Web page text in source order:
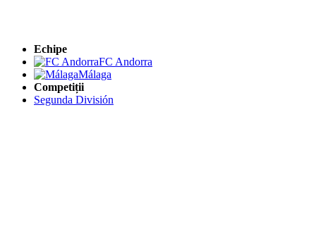
Echipe
FC Andorra
Málaga
Competiții
Segunda División